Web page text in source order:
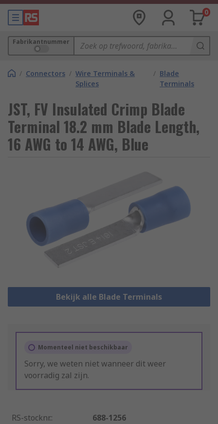
0
Fabrikantnummer
/ Connectors / Wire Terminals &
Splices
/ Blade
Terminals
JST, FV Insulated Crimp Blade
Terminal 18.2 mm Blade Length,
16 AWG to 14 AWG, Blue
Bekijk alle Blade Terminals
Momenteel niet beschikbaar
Sorry, we weten niet wanneer dit weer
voorradig zal zijn.
RS-stocknr.:
688-1256